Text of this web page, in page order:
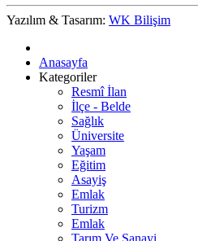
Yazılım & Tasarım: WK Bilişim
Anasayfa
Kategoriler
Resmî İlan
İlçe - Belde
Sağlık
Üniversite
Yaşam
Eğitim
Asayiş
Emlak
Turizm
Emlak